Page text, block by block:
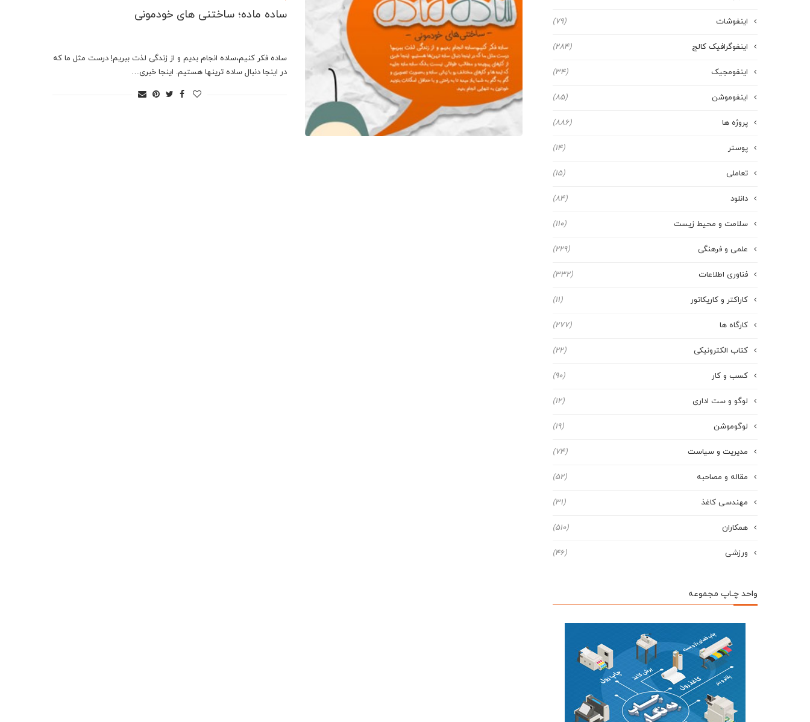
ساده ماده؛ ساختنی های خودمونی
ساده فکر کنیم،ساده انجام بدیم و از زندگی لذت ببریم! درست مثل ما که
در اینجا دنبال ساده ترین‎ها هستیم. اینجا خبری…
اینفوشات (79)
اینفوگرافیک کالج (284)
اینفومجیک (34)
اینفوموشن (85)
پروژه ها (886)
پوستر (14)
تعاملی (15)
دانلود (84)
سلامت و محیط زیست (110)
علمی و فرهنگی (229)
فناوری اطلاعات (332)
کاراکتر و کاریکاتور (11)
کارگاه ها (277)
کتاب الکترونیکی (22)
کسب و کار (90)
لوگو و ست اداری (12)
لوگوموشن (19)
مدیریت و سیاست (74)
مقاله و مصاحبه (52)
مهندسی کاغذ (31)
همکاران (510)
ورزشی (46)
واحد چـاپ مجموعه